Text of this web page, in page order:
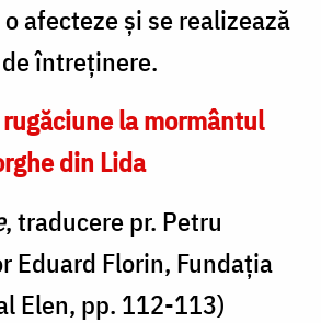
afecteze şi se realizează
întreţinere.
la mormântul
din Lida
, traducere pr. Petru
Eduard Florin, Fundaţia
Elen, pp. 112-113)